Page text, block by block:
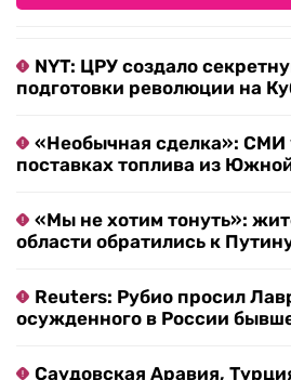
NYT: ЦРУ создало
подготовки революции на
«Необычная сделка»: СМИ
поставках топлива из
«Мы не хотим тонуть»:
области обратились к
Reuters: Рубио просил
осужденного в России
Саудовская Аравия,